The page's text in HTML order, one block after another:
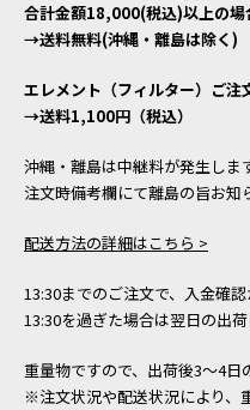
合計金額18,000(税込)以上の場
→送料無料(沖縄・離島は除く)
エレメント（フィルター）ご注
→送料1,100円（税込）
沖縄・離島は中継料が発生しま
注文時備考欄にて離島の旨お知
配送方法の詳細はこちら >
13:30までのご注文で、入金確
13:30を過ぎた場合は翌日の出
重量物ですので、出荷後3～4日
※注文状況や配送状況により、